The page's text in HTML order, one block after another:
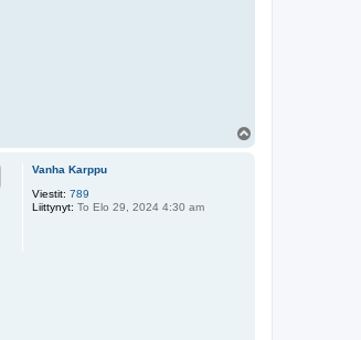
Vanha Karppu
Viestit: 789
Liittynyt: To Elo 29, 2024 4:30 am